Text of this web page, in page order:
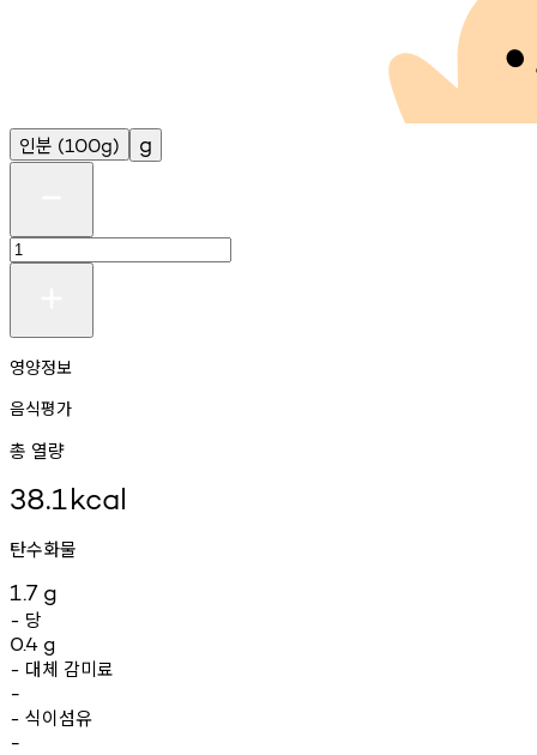
인분 (100g) g
영양정보
음식평가
총 열량
38.1kcal
탄수화물
1.7 g
- 당
0.4 g
- 대체 감미료
-
- 식이섬유
-